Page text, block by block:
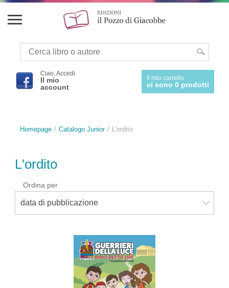
Ciao, Accedi
Il mio
account
Il mio carrello
ci sono 0 prodotti
Homepage Catalogo Junior L'ordito
L'ordito
Ordina per
data di pubblicazione